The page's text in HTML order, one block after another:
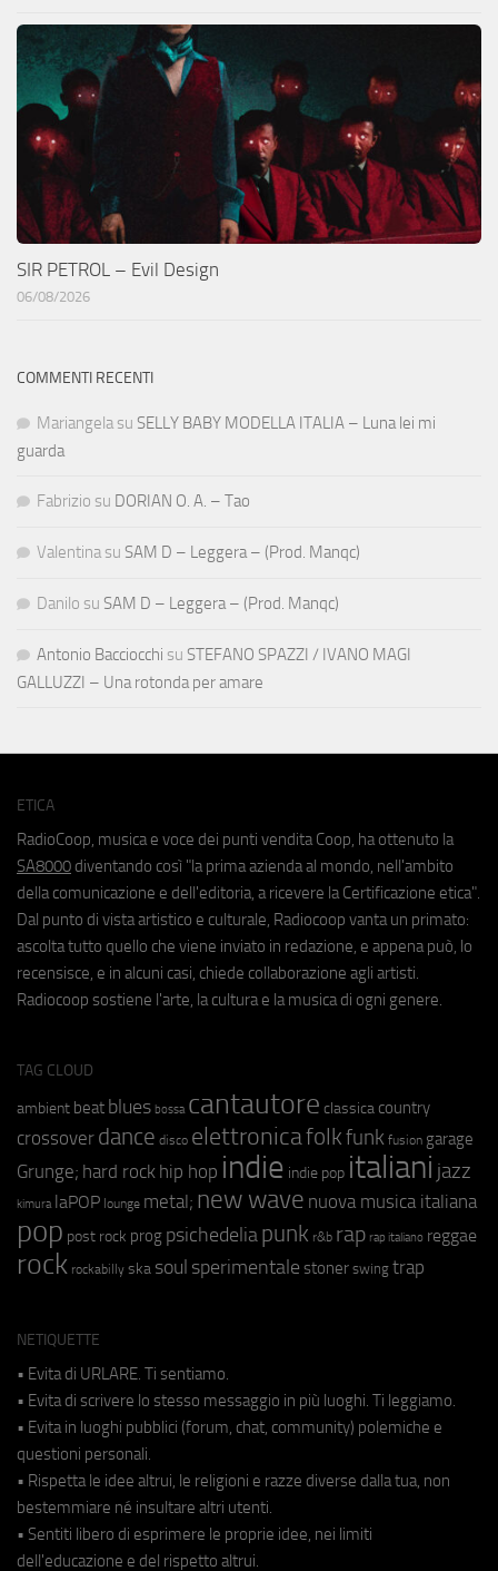
SIR PETROL – Evil Design
06/08/2026
COMMENTI RECENTI
Mariangela su SELLY BABY MODELLA ITALIA – Luna lei mi
guarda
Fabrizio su DORIAN O. A. – Tao
Valentina su SAM D – Leggera – (Prod. Manqc)
Danilo su SAM D – Leggera – (Prod. Manqc)
Antonio Bacciocchi su STEFANO SPAZZI / IVANO MAGI
GALLUZZI – Una rotonda per amare
ETICA
RadioCoop, musica e voce dei punti vendita Coop, ha ottenuto la
SA8000 diventando così "la prima azienda al mondo, nell'ambito
della comunicazione e dell'editoria, a ricevere la Certificazione etica".
Dal punto di vista artistico e culturale, Radiocoop vanta un primato:
ascolta tutto quello che viene inviato in redazione, e appena può, lo
recensisce, e in alcuni casi, chiede collaborazione agli artisti.
Radiocoop sostiene l'arte, la cultura e la musica di ogni genere.
TAG CLOUD
ambient beat blues bossa cantautore classica country
crossover dance disco elettronicafolkfunk fusion garage
Grunge; hard rock hip hop indie indie pop italiani jazz
kimura laPOP lounge metal; new wave nuova musica italiana
pop post rock prog psichedeliapunk r&b rap rap italiano reggae
rock rockabilly ska soul sperimentale stoner swing trap
NETIQUETTE
• Evita di URLARE. Ti sentiamo.
• Evita di scrivere lo stesso messaggio in più luoghi. Ti leggiamo.
• Evita in luoghi pubblici (forum, chat, community) polemiche e
questioni personali.
• Rispetta le idee altrui, le religioni e razze diverse dalla tua, non
bestemmiare né insultare altri utenti.
• Sentiti libero di esprimere le proprie idee, nei limiti
dell'educazione e del rispetto altrui.